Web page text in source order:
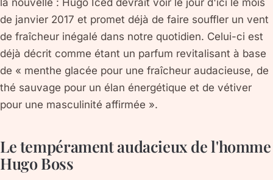
de janvier 2017 et promet déjà de faire souffler un vent
de fraîcheur inégalé dans notre quotidien. Celui-ci est
déjà décrit comme étant un parfum revitalisant à base
de « menthe glacée pour une fraîcheur audacieuse, de
thé sauvage pour un élan énergétique et de vétiver
pour une masculinité affirmée ».
Le tempérament audacieux de l'homme
Hugo Boss